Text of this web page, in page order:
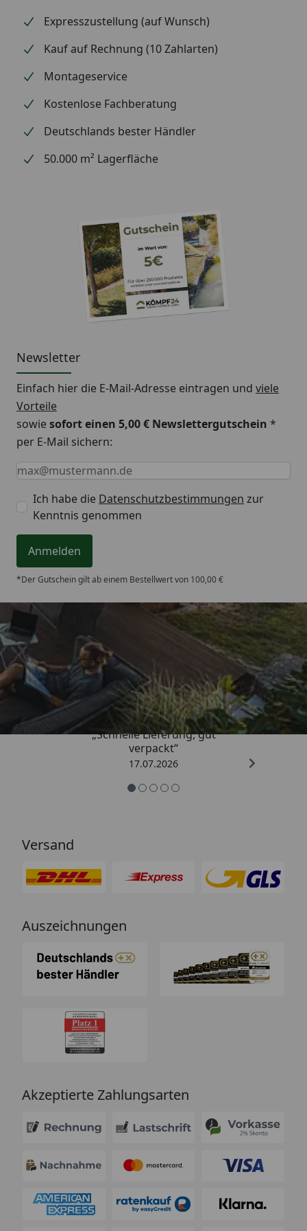
Expresszustellung (auf Wunsch)
Kauf auf Rechnung (10 Zahlarten)
Montageservice
Kostenlose Fachberatung
Deutschlands bester Händler
50.000 m² Lagerfläche
Newsletter
Einfach hier die E-Mail-Adresse eintragen und viele
Vorteile
sowiesofort einen 5,00 € Newslettergutschein *
per E-Mail sichern:
Keine Eingabe erforderlich
Eingabe erforderlich
E-Mail *
Ich habe die Datenschutzbestimmungen zur
Kenntnis genommen
Anmelden
*Der Gutschein gilt ab einem Bestellwert von 100,00 €
Trusted Shops
4,64/ 5
„Schnelle Lieferung, gut
verpackt“
17.07.2026
Versand
Auszeichnungen
Akzeptierte Zahlungsarten